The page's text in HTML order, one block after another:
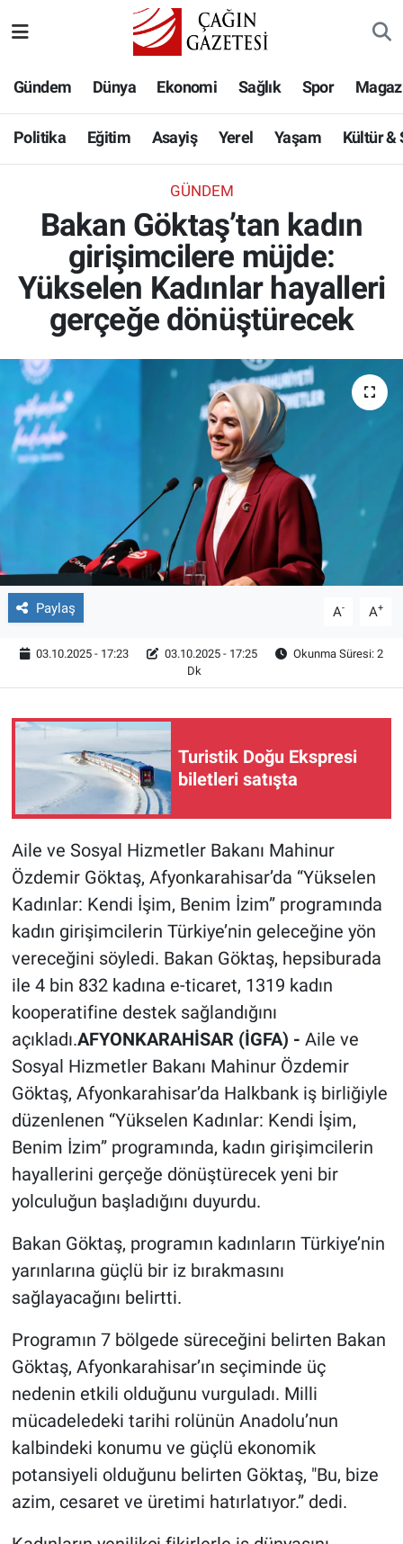
Gündem Dünya Ekonomi Sağlık Spor
Politika Eğitim Asayiş Yerel Yaşam Kültür &
GÜNDEM
Bakan Göktaş’tan kadın
girişimcilere müjde:
Yükselen Kadınlar hayalleri
gerçeğe dönüştürecek
Paylaş A- A+
03.10.2025 - 17:23 03.10.2025 - 17:25
Okunma Süresi: 2
Dk
Turistik Doğu Ekspresi
biletleri satışta
Aile ve Sosyal Hizmetler Bakanı Mahinur
Özdemir Göktaş, Afyonkarahisar’da “Yükselen
Kadınlar: Kendi İşim, Benim İzim” programında
kadın girişimcilerin Türkiye’nin geleceğine yön
vereceğini söyledi. Bakan Göktaş, hepsiburada
ile 4 bin 832 kadına e-ticaret, 1319 kadın
kooperatifine destek sağlandığını
açıkladı.AFYONKARAHİSAR (İGFA) - Aile ve
Sosyal Hizmetler Bakanı Mahinur Özdemir
Göktaş, Afyonkarahisar’da Halkbank iş birliğiyle
düzenlenen “Yükselen Kadınlar: Kendi İşim,
Benim İzim” programında, kadın girişimcilerin
hayallerini gerçeğe dönüştürecek yeni bir
yolculuğun başladığını duyurdu.
Bakan Göktaş, programın kadınların Türkiye’nin
yarınlarına güçlü bir iz bırakmasını
sağlayacağını belirtti.
Programın 7 bölgede süreceğini belirten Bakan
Göktaş, Afyonkarahisar’ın seçiminde üç
nedenin etkili olduğunu vurguladı. Milli
mücadeledeki tarihi rolünün Anadolu’nun
kalbindeki konumu ve güçlü ekonomik
potansiyeli olduğunu belirten Göktaş, "Bu, bize
azim, cesaret ve üretimi hatırlatıyor.” dedi.
Eğitim
Asayiş
Yaşam
Kültür & Sanat
Köşe Yazıları
Röportaj
Hava Durumu
Namaz Vakitleri
Süper Lig Puan Durumu ve Fikstür
Tüm Manşetler
Haber Arşivi